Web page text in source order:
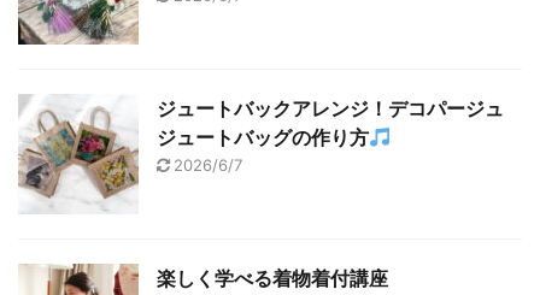
ジュートバックアレンジ！デコパージュ
ジュートバッグの作り方
2026/6/7
楽しく学べる着物着付講座